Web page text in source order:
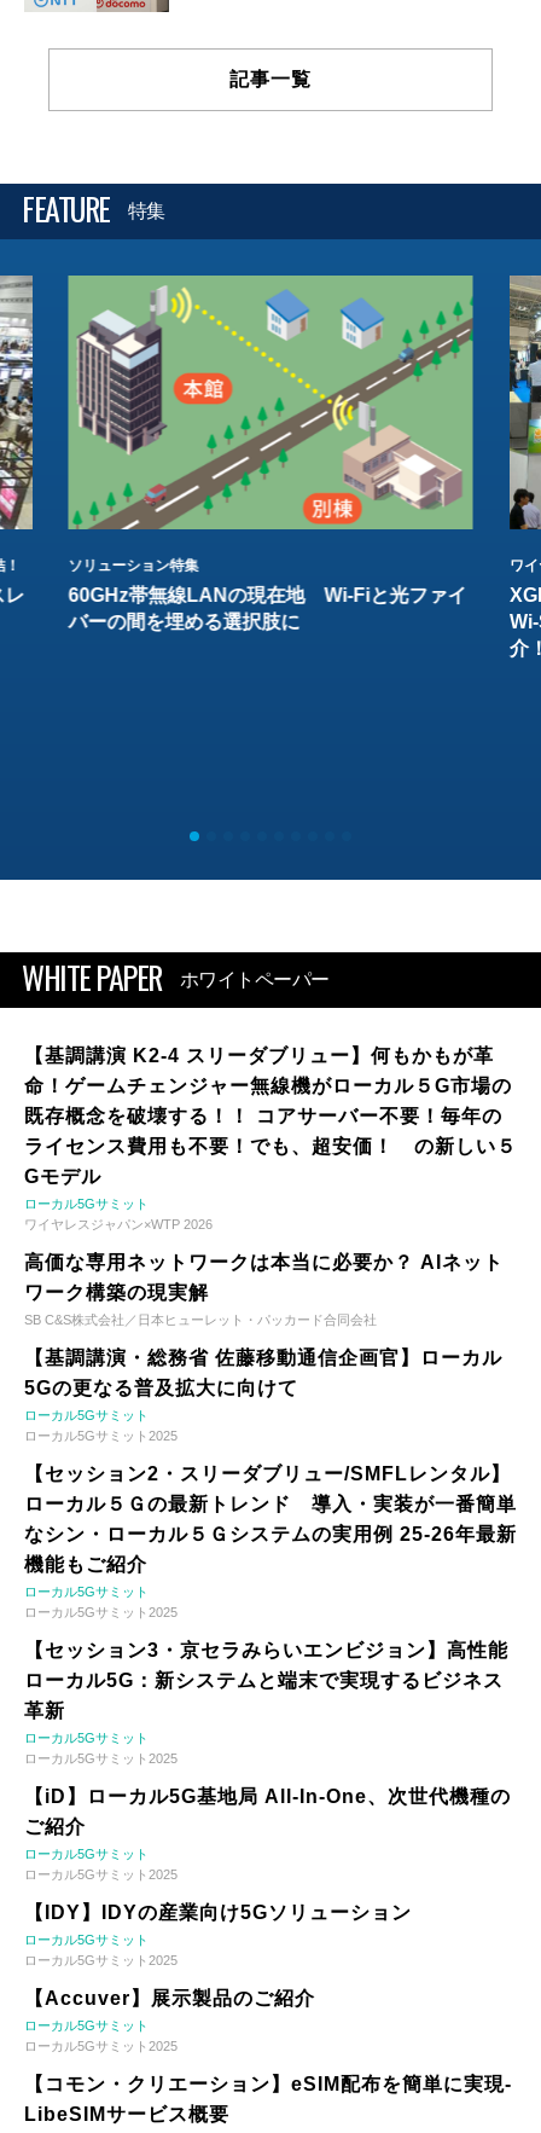
記事一覧
FEATURE 特集
レ
ソリューション特集
60GHz帯無線LANの現在地 Wi-Fiと光ファイ
バーの間を埋める選択肢に
ワ
介
WHITE PAPER ホワイトペーパー
【基調講演 K2-4 スリーダブリュー】何もかもが革
命！ゲームチェンジャー無線機がローカル５G市場の
既存概念を破壊する！！ コアサーバー不要！毎年の
ライセンス費用も不要！でも、超安価！ の新しい５
Gモデル
ローカル5Gサミット
ワイヤレスジャパン×WTP 2026
高価な専用ネットワークは本当に必要か？ AIネット
ワーク構築の現実解
SB C&S株式会社／日本ヒューレット・パッカード合同会社
【基調講演・総務省 佐藤移動通信企画官】ローカル
5Gの更なる普及拡大に向けて
ローカル5Gサミット
ローカル5Gサミット2025
【セッション2・スリーダブリュー/SMFLレンタル】
ローカル５Ｇの最新トレンド 導入・実装が一番簡単
なシン・ローカル５Ｇシステムの実用例 25-26年最新
機能もご紹介
ローカル5Gサミット
ローカル5Gサミット2025
【セッション3・京セラみらいエンビジョン】高性能
ローカル5G：新システムと端末で実現するビジネス
革新
ローカル5Gサミット
ローカル5Gサミット2025
【iD】ローカル5G基地局 All-In-One、次世代機種の
ご紹介
ローカル5Gサミット
ローカル5Gサミット2025
【IDY】IDYの産業向け5Gソリューション
ローカル5Gサミット
ローカル5Gサミット2025
【Accuver】展示製品のご紹介
ローカル5Gサミット
ローカル5Gサミット2025
【コモン・クリエーション】eSIM配布を簡単に実現-
LibeSIMサービス概要